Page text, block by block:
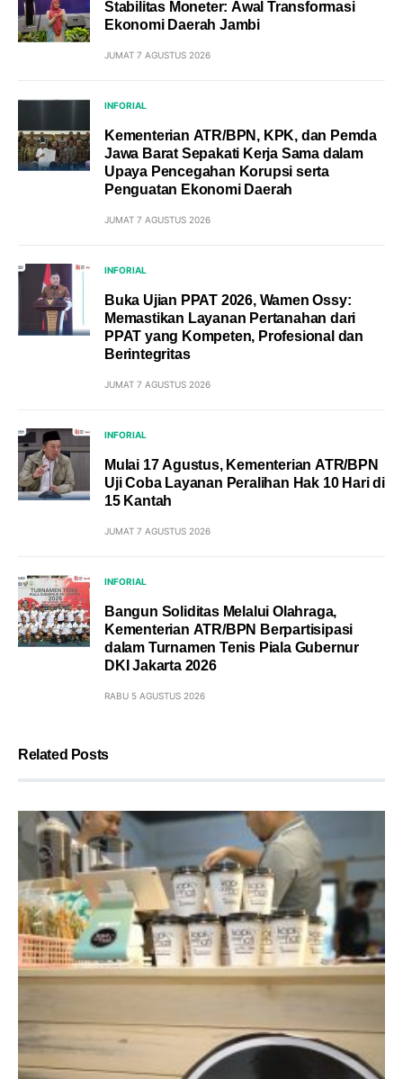
Stabilitas Moneter: Awal Transformasi
Ekonomi Daerah Jambi
JUMAT 7 AGUSTUS 2026
INFORIAL
Kementerian ATR/BPN, KPK, dan Pemda
Jawa Barat Sepakati Kerja Sama dalam
Upaya Pencegahan Korupsi serta
Penguatan Ekonomi Daerah
JUMAT 7 AGUSTUS 2026
INFORIAL
Buka Ujian PPAT 2026, Wamen Ossy:
Memastikan Layanan Pertanahan dari
PPAT yang Kompeten, Profesional dan
Berintegritas
JUMAT 7 AGUSTUS 2026
INFORIAL
Mulai 17 Agustus, Kementerian ATR/BPN
Uji Coba Layanan Peralihan Hak 10 Hari di
15 Kantah
JUMAT 7 AGUSTUS 2026
INFORIAL
Bangun Soliditas Melalui Olahraga,
Kementerian ATR/BPN Berpartisipasi
dalam Turnamen Tenis Piala Gubernur
DKI Jakarta 2026
RABU 5 AGUSTUS 2026
Related Posts